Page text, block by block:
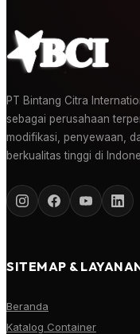
PT Bintang Citra
sebagai perusahaan
modifikasi, penyewaan,
berkualitas tinggi di
SITEMAP &
Beranda
Katalog Container